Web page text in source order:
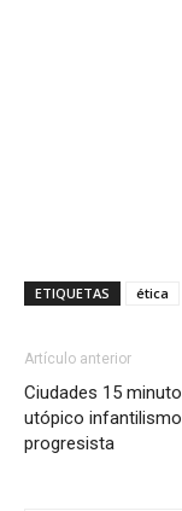
ETIQUETAS ética
Artículo anterior
Ciudades 15
utópico infantilismo
progresista